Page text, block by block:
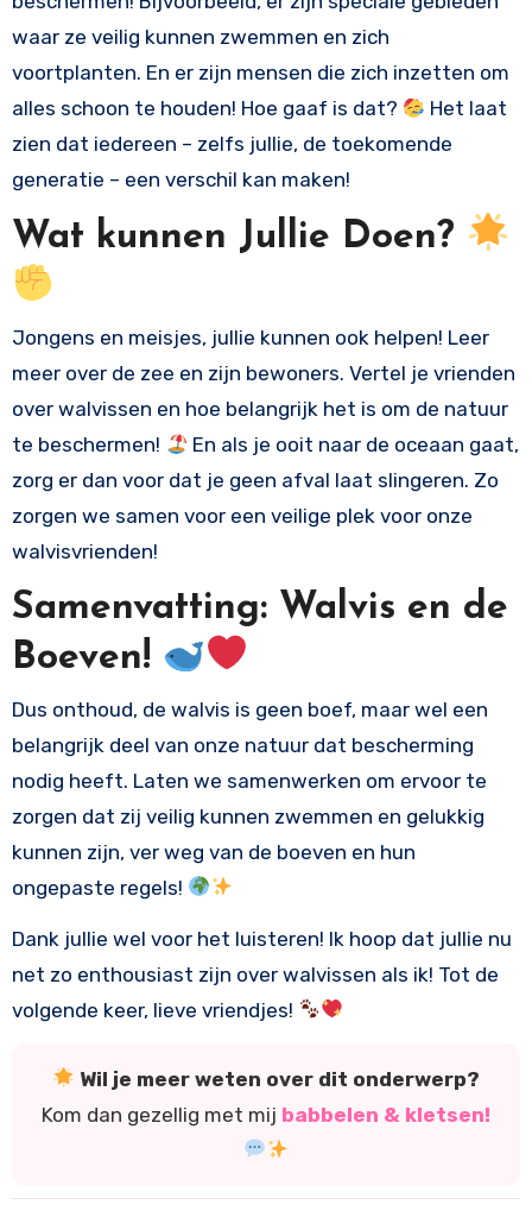
waar ze veilig kunnen zwemmen en zich
voortplanten. En er zijn mensen die zich inzetten om
alles schoon te houden! Hoe gaaf is dat?
Het laat
zien dat iedereen – zelfs jullie, de toekomende
generatie – een verschil kan maken!
Wat kunnen Jullie Doen?
Jongens en meisjes, jullie kunnen ook helpen! Leer
meer over de zee en zijn bewoners. Vertel je vrienden
over walvissen en hoe belangrijk het is om de natuur
te beschermen!
En als je ooit naar de oceaan gaat,
zorg er dan voor dat je geen afval laat slingeren. Zo
zorgen we samen voor een veilige plek voor onze
walvisvrienden!
Samenvatting: Walvis en de
Boeven!
Dus onthoud, de walvis is geen boef, maar wel een
belangrijk deel van onze natuur dat bescherming
nodig heeft. Laten we samenwerken om ervoor te
zorgen dat zij veilig kunnen zwemmen en gelukkig
kunnen zijn, ver weg van de boeven en hun
ongepaste regels!
Dank jullie wel voor het luisteren! Ik hoop dat jullie nu
net zo enthousiast zijn over walvissen als ik! Tot de
volgende keer, lieve vriendjes!
Wil je meer weten over dit onderwerp?
Kom dan gezellig met mij babbelen & kletsen!